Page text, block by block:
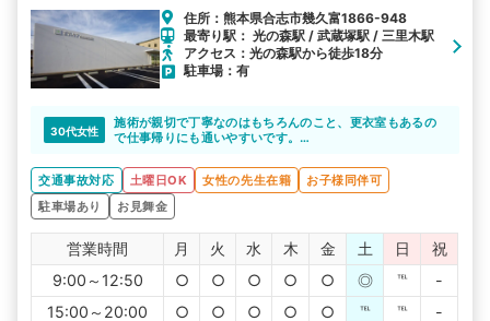
住所：熊本県合志市幾久富1866-948
最寄り駅： 光の森駅 / 武蔵塚駅 / 三里木駅
アクセス：光の森駅から徒歩18分
駐車場：有
30代女性
施術が親切で丁寧なのはもちろんのこと、更衣室もあるの
で仕事帰りにも通いやすいです。
でなく美容にも効果がありそうでさらに嬉しいです。
交通事故対応 土曜日OK 女性の先生在籍
お子様同伴可
駐車場あり
お見舞金
営業時間 月 火 水 木 金 土 日
祝
9:00～12:50
○ ○ ○ ○ ○ ◎ ℡
-
15:00～20:00
○ ○ ○ ○ ○ ℡ ℡ -